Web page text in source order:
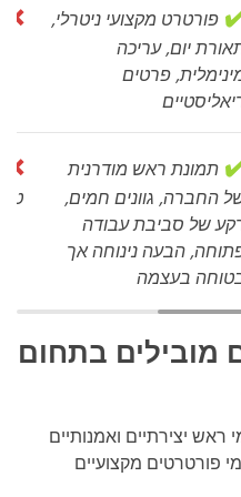
פורטרט מקצועי ניטרלי,
יום, עריכה
פרטים
❌
תמונת ראש מודרנית
החברה, גוונים חמים,
של סביבת עבודה
הבעה נינוחה אך
בעצמה
❌
מובילים בתחום
ראש יצירתיים ואמנותיים
פורטרטים מקצועיים